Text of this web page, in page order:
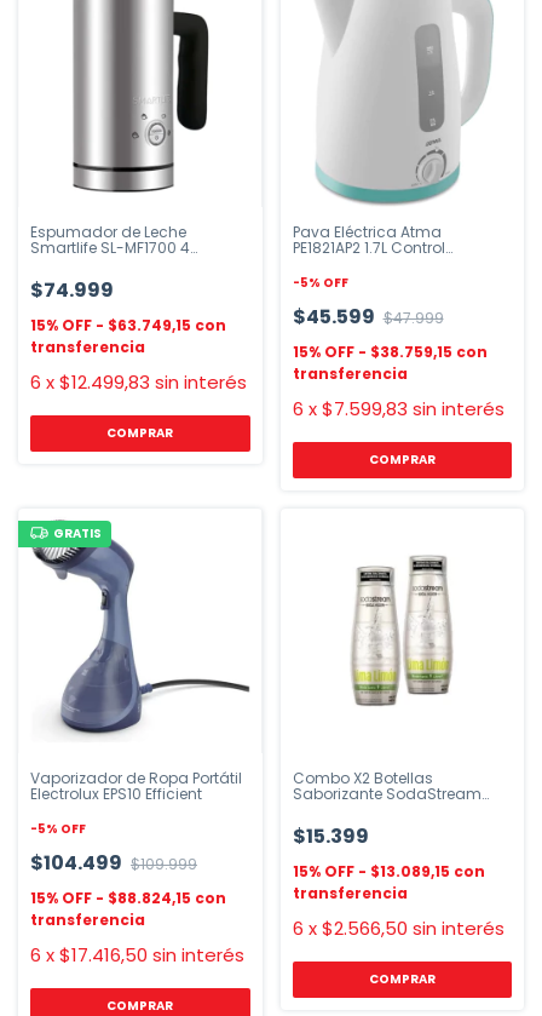
Espumador de Leche
Smartlife SL-MF1700 4
$74.999
$63.749,15
6 x$12.499,83 sin interés
COMPRAR
Pava Eléctrica Atma
PE1821AP2 1.7L Control
-5% OFF
$45.599 $47.999
$38.759,15
6 x$7.599,83 sin interés
GRATIS
Vaporizador de Ropa Portátil
Electrolux EPS10 Efficient
-5% OFF
$104.499 $109.999
$88.824,15
6 x$17.416,50 sin interés
Combo X2 Botellas
Saborizante SodaStream
$15.399
$13.089,15
6 x$2.566,50 sin interés
COMPRAR